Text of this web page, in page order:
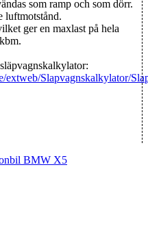
som ramp och som dörr.
luftmotstånd.
ger en maxlast på hela
extweb/Slapvagnskalkylator/
BMW X5